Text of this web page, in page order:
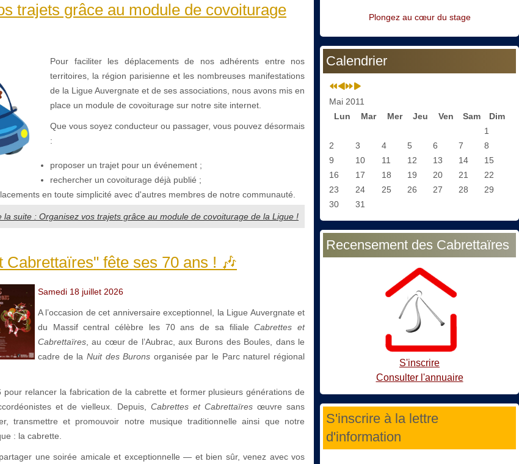
trajets grâce au module de covoiturage
Pour faciliter les déplacements de nos adhérents entre nos
territoires, la région parisienne et les nombreuses manifestations
de la Ligue Auvergnate et de ses associations, nous avons mis en
place un module de covoiturage sur notre site internet.
Que vous soyez conducteur ou passager, vous pouvez désormais
:
proposer un trajet pour un événement ;
rechercher un covoiturage déjà publié ;
en toute simplicité avec d'autres membres de notre communauté.
la suite : Organisez vos trajets grâce au module de covoiturage de la Ligue !
Cabrettaïres" fête ses 70 ans ! 🎶
Samedi 18 juillet 2026
A l’occasion de cet anniversaire exceptionnel, la Ligue Auvergnate et
du Massif central célèbre les 70 ans de sa filialeCabrettes et
Cabrettaïres , au cœur de l’Aubrac, aux Burons des Boules, dans le
cadre de la Nuit des Burons organisée par le Parc naturel régional
pour relancer la fabrication de la cabrette et former plusieurs générations de
et de vielleux. Depuis, Cabrettes et Cabrettaïresœuvre sans
transmettre et promouvoir notre musique traditionnelle ainsi que notre
: la cabrette.
une soirée amicale et exceptionnelle — et bien sûr, venez avec vos
Plongez au cœur du stage
Calendrier
Mai 2011
Lun
Mar Mer Jeu Ven Sam
Dim
1
2
3 4 5 6 7
8
9
10 11 12 13 14
15
16
17 18 19 20 21
22
23
24 25 26 27 28
29
30
31
Recensement des Cabrettaïres
S'inscrire
Consulter l'annuaire
S'inscrire à la lettre
d'information